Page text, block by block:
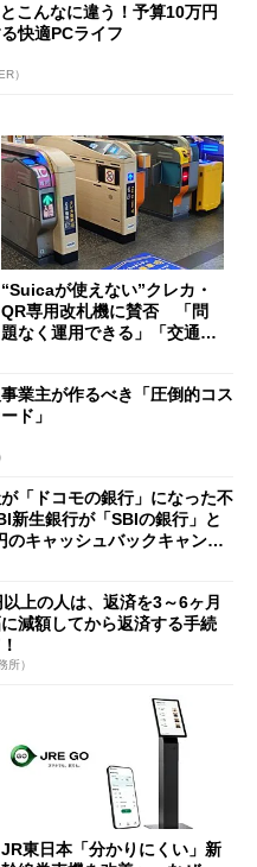
とこんなに違う！予算10万円
快適PCライフ
）
“Suicaが使えない”クレカ・
QR専用改札機に賛否 「問
題なく運用できる」「交通系I
業主が作るべき「圧倒的コス
ド」
「ドコモの銀行」になった不
生銀行が「SBIの銀行」と
のキャッシュバックキャンペ
上の人は、返済を3～6ヶ月
減額してから返済する手続
所）
JR東日本「分かりにくい」新